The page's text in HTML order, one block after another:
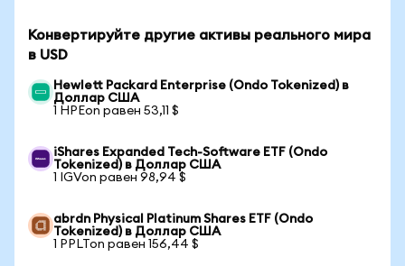
Конвертируйте другие активы реального мира
в USD
Hewlett Packard Enterprise (Ondo Tokenized) в
Доллар США
1 HPEon равен 53,11 $
iShares Expanded Tech-Software ETF (Ondo
Tokenized) в Доллар США
1 IGVon равен 98,94 $
abrdn Physical Platinum Shares ETF (Ondo
Tokenized) в Доллар США
1 PPLTon равен 156,44 $